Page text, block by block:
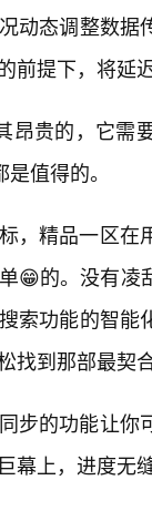
动态调整数
前提下，将延
昂贵的，它
值得的。
，精品一区
😁的。没有
索功能的智
找到那部最契
步的功能让
幕上，进度无